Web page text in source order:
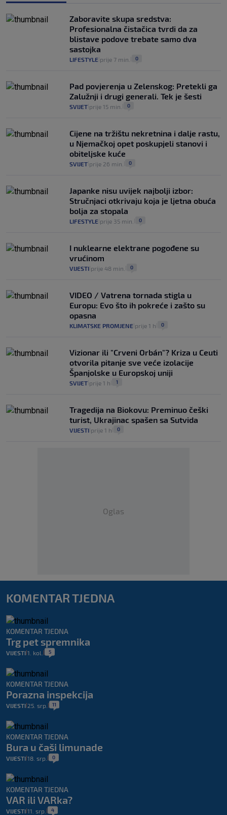
se dogodilo ništa. Vlada se zaljubila u te
intervencije"
VIJESTI 30. srp. 25
Zaboravite skupa sredstva:
Profesionalna čistačica tvrdi da za
blistave podove trebate samo dva
sastojka
LIFESTYLE prije 7 min. 0
Pad povjerenja u Zelenskog: Pretekli ga
Zalužnji i drugi generali. Tek je šesti
SVIJET prije 15 min. 0
Cijene na tržištu nekretnina i dalje rastu,
u Njemačkoj opet poskupjeli stanovi i
obiteljske kuće
SVIJET prije 26 min. 0
Japanke nisu uvijek najbolji izbor:
Stručnjaci otkrivaju koja je ljetna obuća
bolja za stopala
LIFESTYLE prije 35 min. 0
I nuklearne elektrane pogođene su
vrućinom
VIJESTI prije 48 min. 0
VIDEO / Vatrena tornada stigla u
Europu: Evo što ih pokreće i zašto su
opasna
KLIMATSKE PROMJENE prije 1 h 0
Vizionar ili "Crveni Orbán"? Kriza u Ceuti
otvorila pitanje sve veće izolacije
Španjolske u Europskoj uniji
SVIJET prije 1 h 1
Tragedija na Biokovu: Preminuo češki
turist, Ukrajinac spašen sa Sutvida
VIJESTI prije 1 h 0
Oglas
KOMENTAR TJEDNA
KOMENTAR TJEDNA
Trg pet spremnika
VIJESTI 1. kol. 5
KOMENTAR TJEDNA
Porazna inspekcija
VIJESTI 25. srp. 11
KOMENTAR TJEDNA
Bura u čaši limunade
VIJESTI 18. srp. 0
KOMENTAR TJEDNA
VAR ili VARka?
VIJESTI 11. srp. 4